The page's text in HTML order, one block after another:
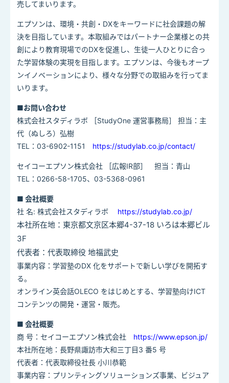
売してまいります。
エプソンは、環境・共創・ DXをキーワードに社会課題の解
決を目指しています。本取組みではパートナー企業様との共
創により教育現場でのDXを促進し、生徒一人ひとりに合っ
た学習体験の実現を目指します。エプソンは、今後もオープ
ンイノベーションにより、様々な分野での取組みを行ってま
いります。
■お問い合わせ
株式会社スタディラボ ［StudyOne 運営事務局］ 担当：主
代（ぬしろ）弘樹
TEL
： 03-6902-1151 https://studylab.co.jp/contact/
セイコーエプソン株式会社 ［広報IR部］ 担当：青山
TEL：0266-58-1705、03-5368-0961
■ 会社概要
社 名: 株式会社スタディラボ https://studylab.co.jp/
本社所在地：東京都⽂京区本郷4-37-18 いろは本郷ビル
3F
代表者：代表取締役 地福武史
事業内容：学習塾のDX 化をサポートで新しい学びを開拓す
る。
オンライン英会話OLECO をはじめとする、学習塾向けICT
コンテンツの開発・運営・販売。
■ 会社概要
商 号：セイコーエプソン株式会社 https://www.epson.jp/
本社所在地：⻑野県諏訪市⼤和三丁⽬3 番5 号
代表者：代表取締役社⻑ ⼩川恭範
事業内容：プリンティングソリューションズ事業、ビジュア